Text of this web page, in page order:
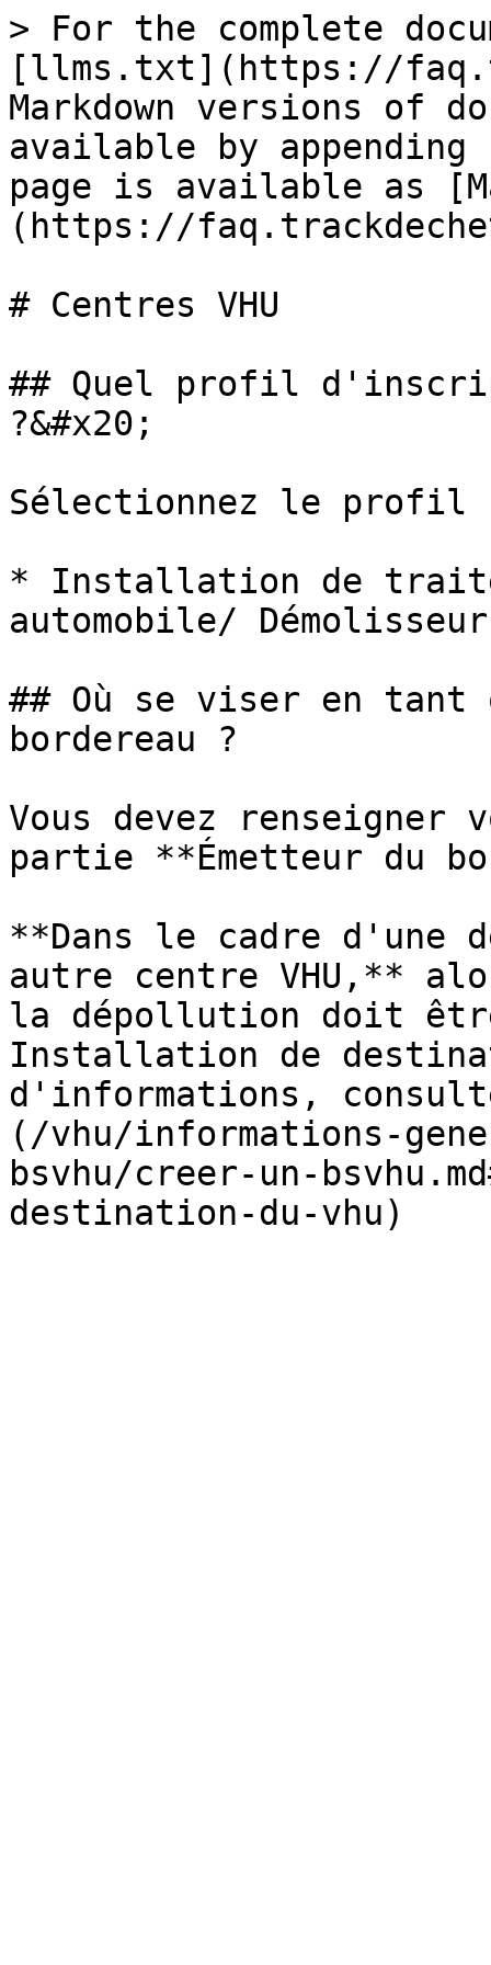
> For the complete
[llms.txt](https://
Markdown versions of
available by
page is available as
(https://
# Centres VHU
## Quel profil
?&#x20;
Sélectionnez le profil
* Installation de
automobile/
## Où se viser en tant
bordereau ?
Vous devez renseigner
partie **Émetteur du
**Dans le cadre d'une
autre centre VHU,**
la dépollution doit
Installation de
d'informations,
(/vhu/informations-
bsvhu/creer-un-